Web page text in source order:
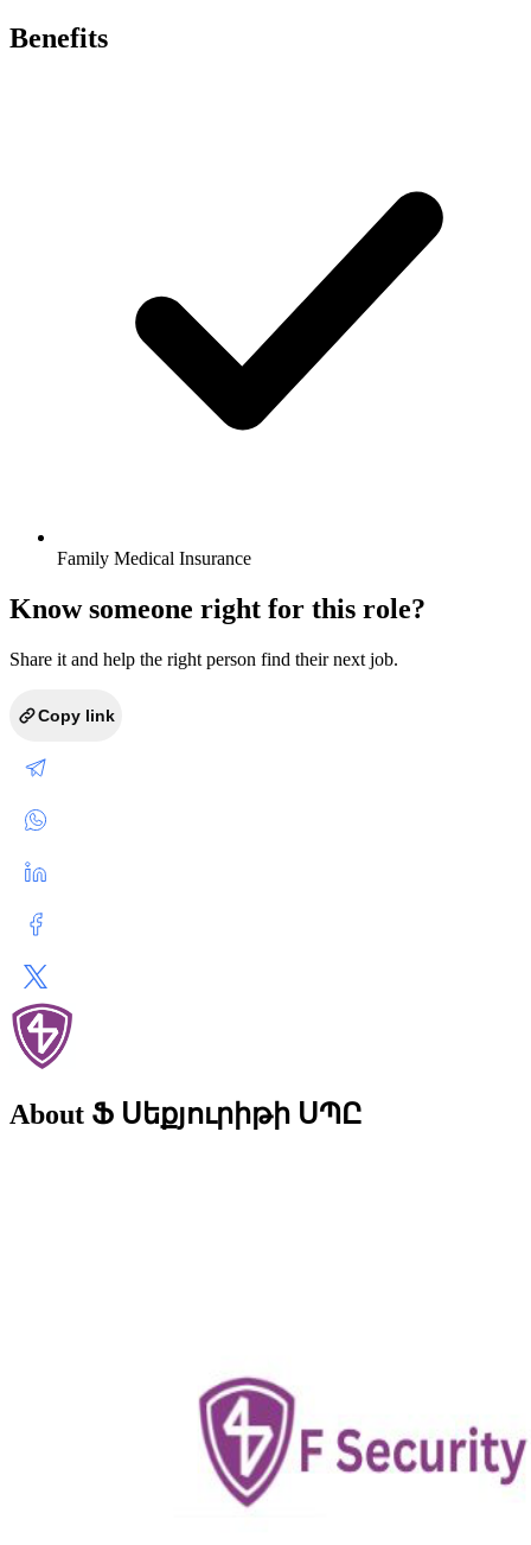
Benefits
Family Medical Insurance
Know someone right for this role?
Share it and help the right person find their next job.
Copy link
About Ֆ Սեքյուրիթի ՍՊԸ